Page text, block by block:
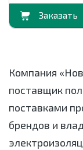
Компания
поставщик
поставками
брендов и